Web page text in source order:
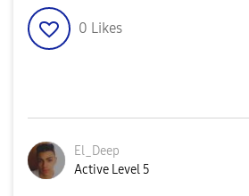
0 Likes
El_Deep
Active Level 5